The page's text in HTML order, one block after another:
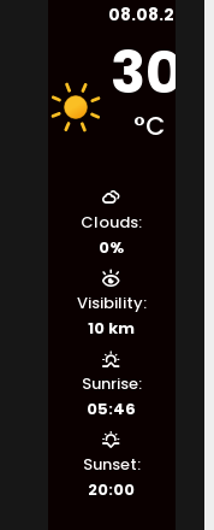
08.08.2026.
30
°C
Clouds:
0%
Visibility:
10 km
Sunrise:
05:46
Sunset:
20:00